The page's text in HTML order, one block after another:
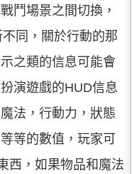
鬥場景之間切換，
同，關於行動的那
之類的信息可能會
演遊戲的HUD信息
法，行動力，狀態
等的數值，玩家可
西，如果物品和魔法